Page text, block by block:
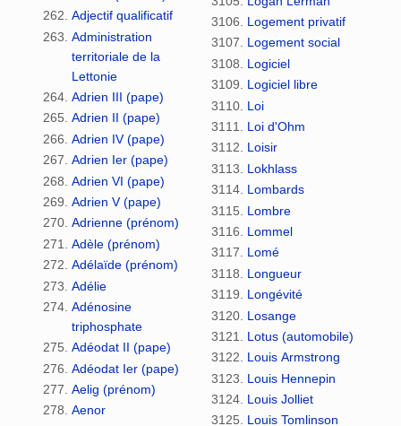
Adjectif qualificatif
Administration
territoriale de la
Lettonie
Adrien III (pape)
Adrien II (pape)
Adrien IV (pape)
Adrien Ier (pape)
Adrien VI (pape)
Adrien V (pape)
Adrienne (prénom)
Adèle (prénom)
Adélaïde (prénom)
Adélie
Adénosine
triphosphate
Adéodat II (pape)
Adéodat Ier (pape)
Aelig (prénom)
Aenor
Logement privatif
Logement social
Logiciel
Logiciel libre
Loi
Loi d'Ohm
Loisir
Lokhlass
Lombards
Lombre
Lommel
Lomé
Longueur
Longévité
Losange
Lotus (automobile)
Louis Armstrong
Louis Hennepin
Louis Jolliet
Louis Tomlinson